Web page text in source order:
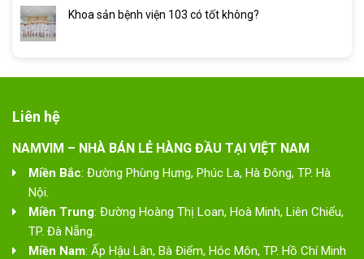
Khoa sản bệnh viện 103 có tốt không?
Liên hệ
NAMVIM – NHÀ BÁN LẺ HÀNG ĐẦU TẠI VIỆT NAM
Miền Bắc: Đường Phùng Hưng, Phúc La, Hà Đông, TP. Hà
Nội.
Miền Trung: Đường Hoàng Thị Loan, Hoà Minh, Liên Chiểu,
TP. Đà Nẵng.
Miền Nam: Ấp Hậu Lân, Bà Điểm, Hóc Môn, TP. Hồ Chí Minh